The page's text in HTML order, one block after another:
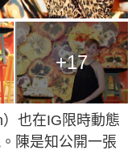
+17
也在IG限時動態
陳是知公開一張